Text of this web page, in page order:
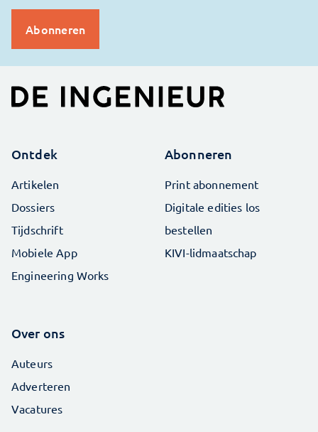
Ontdek
Artikelen
Dossiers
Tijdschrift
Mobiele App
Engineering Works
Abonneren
Print abonnement
Digitale edities los
bestellen
KIVI-lidmaatschap
Over ons
Auteurs
Adverteren
Vacatures